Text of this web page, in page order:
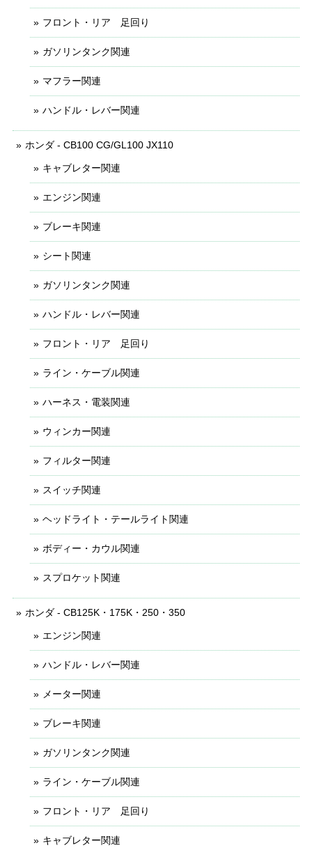
フロント・リア 足回り
ガソリンタンク関連
マフラー関連
ハンドル・レバー関連
ホンダ - CB100 CG/GL100 JX110
キャブレター関連
エンジン関連
ブレーキ関連
シート関連
ガソリンタンク関連
ハンドル・レバー関連
フロント・リア 足回り
ライン・ケーブル関連
ハーネス・電装関連
ウィンカー関連
フィルター関連
スイッチ関連
ヘッドライト・テールライト関連
ボディー・カウル関連
スプロケット関連
ホンダ - CB125K・175K・250・350
エンジン関連
ハンドル・レバー関連
メーター関連
ブレーキ関連
ガソリンタンク関連
ライン・ケーブル関連
フロント・リア 足回り
キャブレター関連